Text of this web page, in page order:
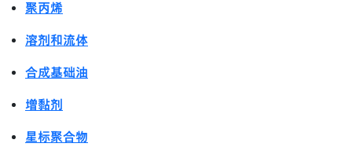
聚丙烯
溶剂和流体
合成基础油
增黏剂
星标聚合物